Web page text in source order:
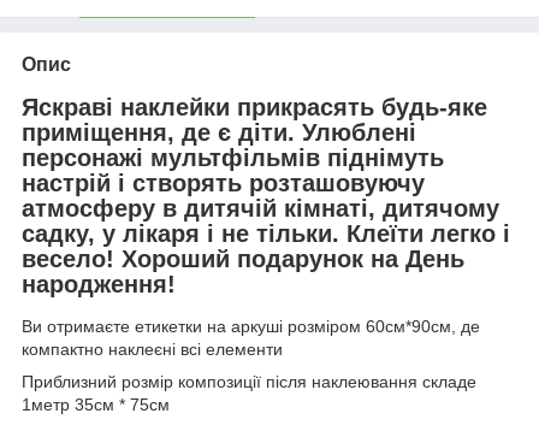
Опис
Яскраві наклейки прикрасять будь-яке
приміщення, де є діти. Улюблені
персонажі мультфільмів піднімуть
настрій і створять розташовуючу
атмосферу в дитячій кімнаті, дитячому
садку, у лікаря і не тільки. Клеїти легко і
весело! Хороший подарунок на День
народження!
Ви отримаєте етикетки на аркуші розміром 60см*90см, де
компактно наклеєні всі елементи
Приблизний розмір композиції після наклеювання складе
1метр 35см * 75см